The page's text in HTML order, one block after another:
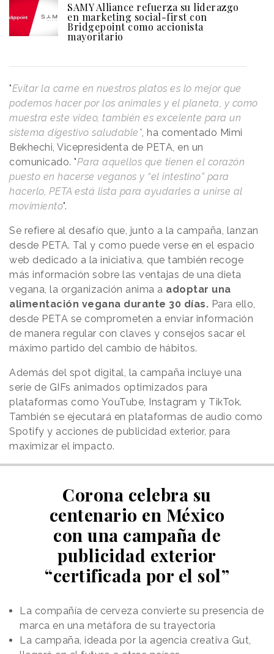
SAMY Alliance refuerza su liderazgo
en marketing social-first con
Bridgepoint como accionista
mayoritario
"Evitar la carne en nuestros platos es lo mejor que
podemos hacer por los animales y el planeta, y como
muestra este video, también es excelente para un
sistema digestivo saludable", ha comentado Mimi
Bekhechi, Vicepresidenta de PETA, en un
comunicado. "Para aquellos que tienen el corazón
puesto en hacerse veganos y “el intestino” para
hacerlo, PETA está lista para ayudarles a unirse al
movimiento".
Se refiere al desafío que, junto a la campaña, lanzan
desde PETA. Tal y como puede verse en el espacio
web dedicado a la iniciativa, que también recoge
más información sobre las ventajas de una dieta
vegana, la organización anima a adoptar una
alimentación vegana durante 30 días. Para ello,
desde PETA se comprometen a enviar información
de manera regular con claves y consejos sacar el
máximo partido del cambio de hábitos.
Además del spot digital, la campaña incluye una
serie de GIFs animados optimizados para
plataformas como YouTube, Instagram y TikTok.
También se ejecutará en plataformas de audio como
Spotify y acciones de publicidad exterior, para
maximizar el impacto.
Corona celebra su
centenario en México
con una campaña de
publicidad exterior
“certificada por el sol”
La compañía de cerveza convierte su presencia de
marca en una metáfora de su trayectoria
La campaña, ideada por la agencia creativa Gut,